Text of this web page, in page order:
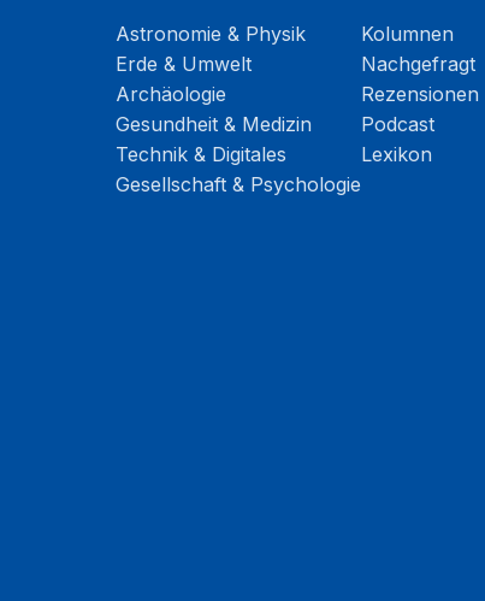
Astronomie & Physik
Erde & Umwelt
Archäologie
Gesundheit & Medizin
Technik & Digitales
Gesellschaft & Psychologie
Kolumnen
Nachgefragt
Rezensionen
Podcast
Lexikon